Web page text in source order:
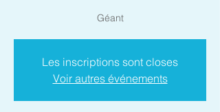
Géant
Les inscriptions sont closes
Voir autres événements